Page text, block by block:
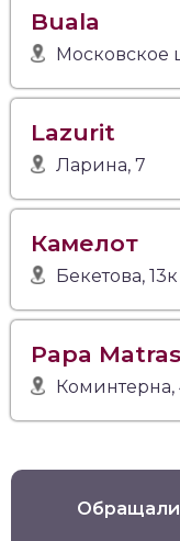
Buala
Московское
Lazurit
Ларина, 7
Камелот
Бекетова, 13к
Papa
Коминтерна,